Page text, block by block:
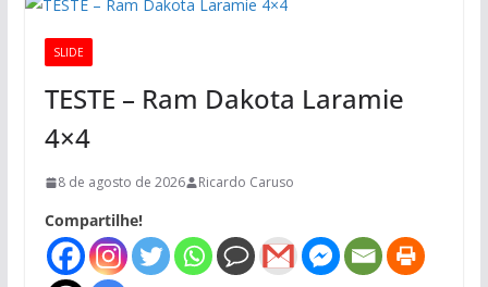
SLIDE
TESTE – Ram Dakota Laramie
4×4
8 de agosto de 2026 Ricardo Caruso
Compartilhe!